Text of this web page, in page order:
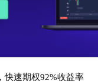
快速期权92%收益率